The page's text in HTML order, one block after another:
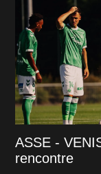
ASSE -
rencontre